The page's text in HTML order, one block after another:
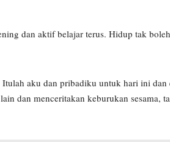
dan aktif belajar terus. Hidup tak
aku dan pribadiku untuk hari ini
dan menceritakan keburukan sesama,